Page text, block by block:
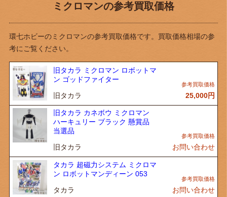
ミクロマンの参考買取価格
環七ホビーのミクロマンの参考買取価格です。買取価格相場の参
考にご覧ください。
旧タカラ ミクロマン ロボットマ
ン ゴッドファイター
旧タカラ 25,000円
旧タカラ カネボウ ミクロマン
ハーキュリー ブラック 懸賞品
当選品
旧タカラ お問い合わせ
タカラ 超磁力システム ミクロマ
ン ロボットマンディーン 053
タカラ お問い合わせ